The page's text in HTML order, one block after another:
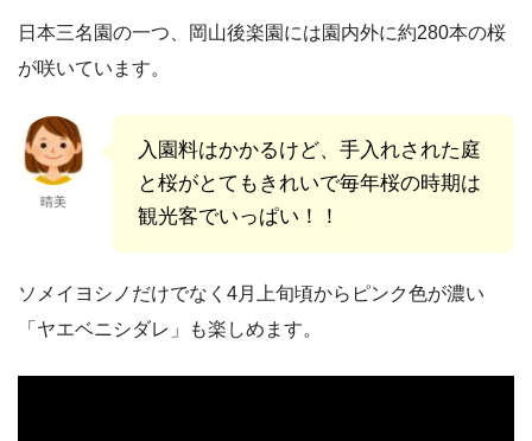
日本三名園の一つ、岡山後楽園には園内外に約280本の桜
が咲いています。
晴美
入園料はかかるけど、手入れされた庭
と桜がとてもきれいで毎年桜の時期は
観光客でいっぱい！！
ソメイヨシノだけでなく4月上旬頃からピンク色が濃い
「ヤエベニシダレ」も楽しめます。